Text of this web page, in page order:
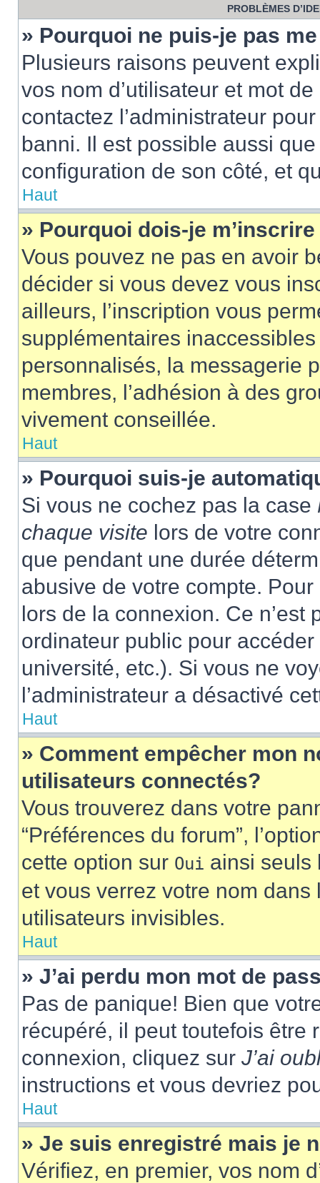
PROBLÈMES
» Pourquoi ne puis-je pas
Plusieurs raisons peuvent
vos nom d’utilisateur et mot
contactez l’administrateur
banni. Il est possible aussi
configuration de son côté, et
Haut
» Pourquoi dois-je
Vous pouvez ne pas en avoir
décider si vous devez vous
ailleurs, l’inscription vous
supplémentaires
personnalisés, la messagerie
membres, l’adhésion à des
vivement conseillée.
Haut
» Pourquoi suis-je
Si vous ne cochez pas la case
chaque visite lors de votre
que pendant une durée
abusive de votre compte.
lors de la connexion. Ce
ordinateur public pour
université, etc.). Si vous ne
l’administrateur a désactivé
Haut
» Comment empêcher mon
utilisateurs connectés?
Vous trouverez dans votre
“Préférences du forum”,
cette option sur Oui ainsi seuls
et vous verrez votre nom
utilisateurs invisibles.
Haut
» J’ai perdu mon mot de
Pas de panique! Bien que
récupéré, il peut toutefois être
connexion, cliquez sur J’ai
instructions et vous devriez
Haut
» Je suis enregistré mais je
Vérifiez, en premier, vos nom